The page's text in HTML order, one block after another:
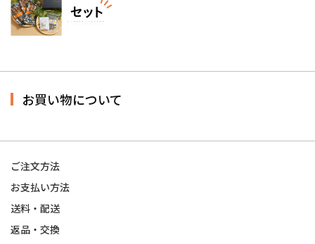
お買い物について
ご注文方法
お支払い方法
送料・配送
返品・交換